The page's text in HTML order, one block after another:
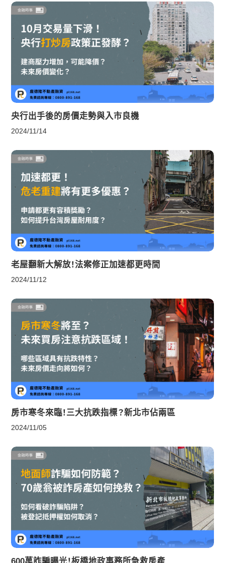
央行出手後的房價走勢與入市良機
2024/11/14
老屋翻新大解放！法案修正加速都更時間
2024/11/12
房市寒冬來臨！三大抗跌指標？新北市佔兩區
2024/11/05
600萬詐騙曝光！板橋地政事務所急救房產